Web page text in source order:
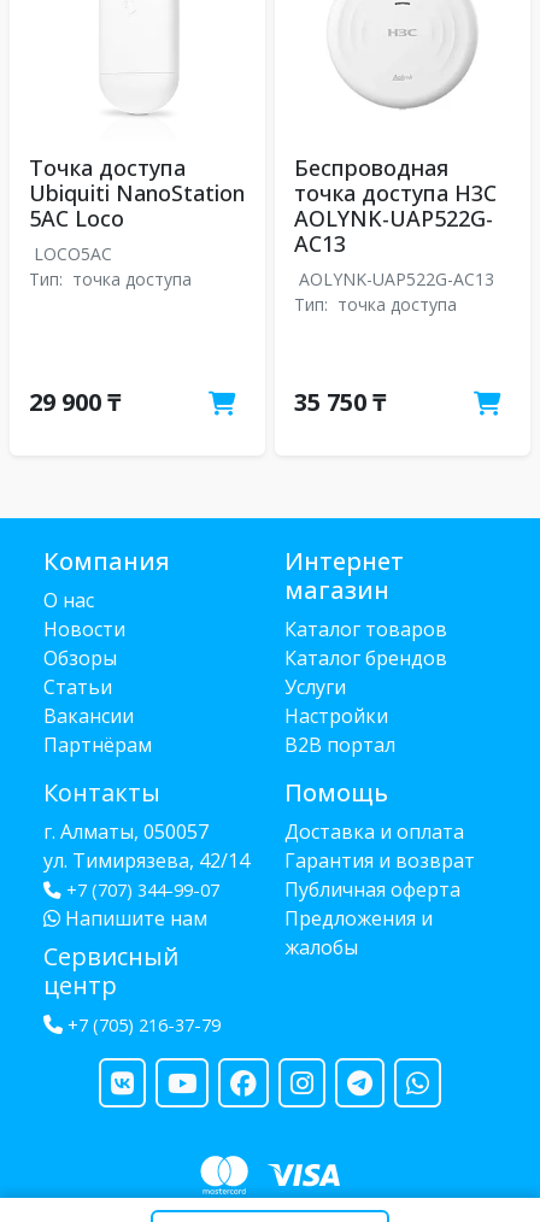
Точка доступа
Ubiquiti NanoStation
5AC Loco
LOCO5AC
Тип: точка доступа
29 900 ₸
Беспроводная
точка доступа H3C
AOLYNK-UAP522G-
AC13
AOLYNK-UAP522G-AC13
Тип: точка доступа
35 750 ₸
Компания
О нас
Новости
Обзоры
Статьи
Вакансии
Партнёрам
Контакты
г. Алматы, 050057
ул. Тимирязева, 42/14
+7 (707) 344-99-07
Напишите нам
Сервисный
центр
+7 (705) 216-37-79
Интернет
магазин
Каталог товаров
Каталог брендов
Услуги
Настройки
B2B портал
Помощь
Доставка и оплата
Гарантия и возврат
Публичная оферта
Предложения и
жалобы